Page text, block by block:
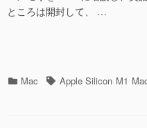
ところは開封して、 …
カ Mac
タ Apple Silicon M1